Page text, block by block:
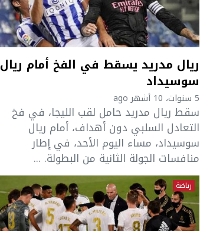
ريال مدريد يسقط في الفخ أمام ريال
سوسيداد
5 سنوات، 10 أشهر ago
سقط ريال مدريد حامل لقب الليجا، في فخ
التعادل السلبي دون أهداف، أمام ريال
سوسيداد، مساء اليوم الأحد، في إطار
منافسات الجولة الثانية من البطولة. ...
رياضة